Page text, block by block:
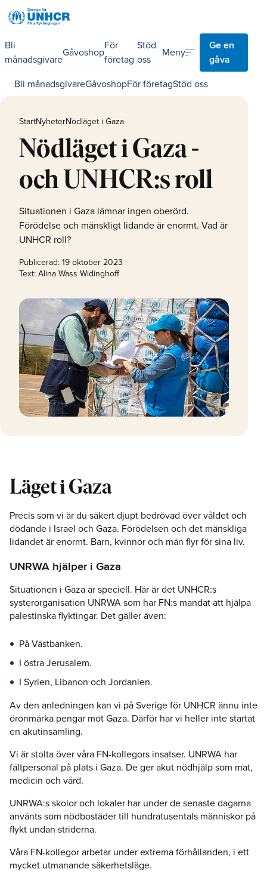
Bli
månadsgivare
Gåvoshop
För
företag
Stöd
oss
Menysort
Ge en
gåva
Bli månadsgivareGåvoshopFör företagStöd oss
StartNyheterNödläget i Gaza
Nödläget i Gaza -
och UNHCR:s roll
Situationen i Gaza lämnar ingen oberörd.
Förödelse och mänskligt lidande är enormt. Vad är
UNHCR roll?
Publicerad: 19 oktober 2023
Text: Alina Wass Widinghoff
Läget i Gaza
Precis som vi är du säkert djupt bedrövad över våldet och
dödande i Israel och Gaza. Förödelsen och det mänskliga
lidandet är enormt. Barn, kvinnor och män flyr för sina liv.
UNRWA hjälper i Gaza
Situationen i Gaza är speciell. Här är det UNHCR:s
systerorganisation UNRWA som har FN:s mandat att hjälpa
palestinska flyktingar. Det gäller även:
På Västbanken.
I östra Jerusalem.
I Syrien, Libanon och Jordanien.
Av den anledningen kan vi på Sverige för UNHCR ännu inte
öronmärka pengar mot Gaza. Därför har vi heller inte startat
en akutinsamling.
Vi är stolta över våra FN-kollegors insatser. UNRWA har
fältpersonal på plats i Gaza. De ger akut nödhjälp som mat,
medicin och vård.
UNRWA:s skolor och lokaler har under de senaste dagarna
använts som nödbostäder till hundratusentals människor på
flykt undan striderna.
Våra FN-kollegor arbetar under extrema förhållanden, i ett
mycket utmanande säkerhetsläge.